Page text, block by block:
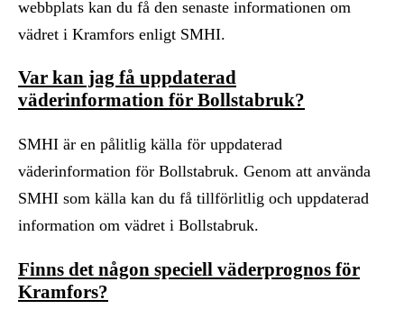
webbplats kan du få den senaste informationen om
vädret i Kramfors enligt SMHI.
Var kan jag få uppdaterad
väderinformation för Bollstabruk?
SMHI är en pålitlig källa för uppdaterad
väderinformation för Bollstabruk. Genom att använda
SMHI som källa kan du få tillförlitlig och uppdaterad
information om vädret i Bollstabruk.
Finns det någon speciell väderprognos för
Kramfors?